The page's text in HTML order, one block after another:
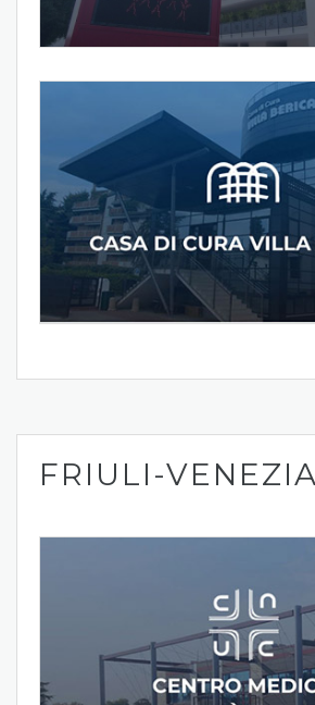
FRIULI-